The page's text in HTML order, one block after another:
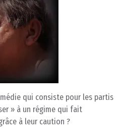
qui consiste pour les partis
» à un régime qui fait
à leur caution ?